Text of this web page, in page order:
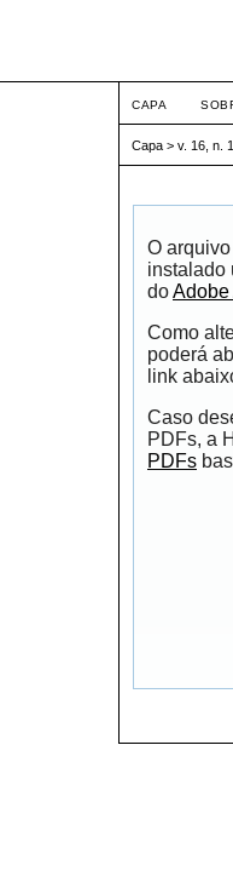
CAPA
Capa > v. 16, n.
O
instalado
doAdobe
Como
poderá
link
Caso
PDFs, a
PDFs